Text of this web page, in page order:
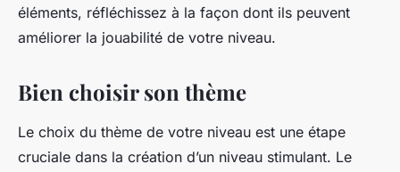
éléments, réfléchissez à la façon dont ils peuvent
améliorer la jouabilité de votre niveau.
Bien choisir son thème
Le choix du thème de votre niveau est une étape
cruciale dans la création d’un niveau stimulant. Le